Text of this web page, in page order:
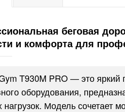
беговая
и комфорта для
T930M PRO — это яркий
оборудования,
нагрузок. Модель сочетает